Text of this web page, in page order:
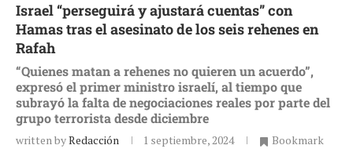
Israel “perseguirá y ajustará cuentas” con
Hamas tras el asesinato de los seis rehenes en
Rafah
“Quienes matan a rehenes no quieren un acuerdo”,
expresó el primer ministro israelí, al tiempo que
subrayó la falta de negociaciones reales por parte del
grupo terrorista desde diciembre
written byRedacción 1 septiembre, 2024 Bookmark